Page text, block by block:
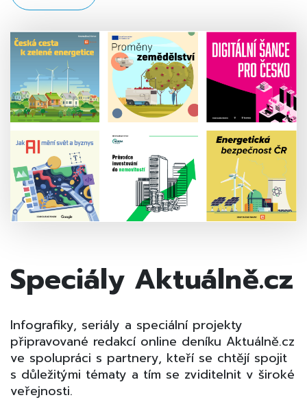
Speciály Aktuálně.cz
Infografiky, seriály a speciální projekty
připravované redakcí online deníku Aktuálně.cz
ve spolupráci s partnery, kteří se chtějí spojit
s důležitými tématy a tím se zviditelnit v široké
veřejnosti.